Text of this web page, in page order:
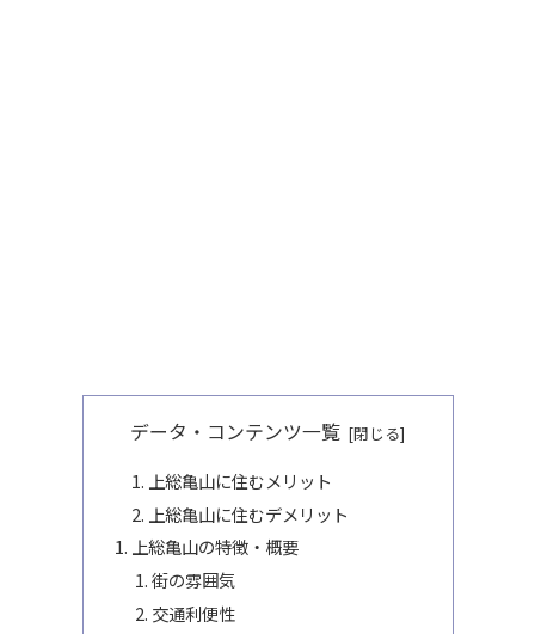
データ・コンテンツ一覧
上総亀山に住むメリット
上総亀山に住むデメリット
上総亀山の特徴・概要
街の雰囲気
交通利便性